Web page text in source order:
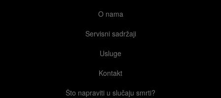
O nama
Servisni sadržaji
Usluge
Kontakt
Što napraviti u slučaju smrti?